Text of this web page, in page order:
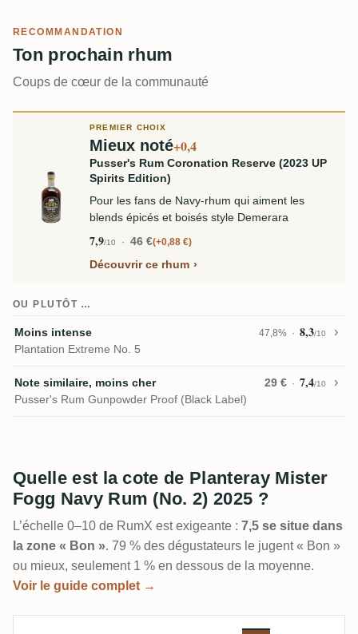
RECOMMANDATION
Ton prochain rhum
Coups de cœur de la communauté
PREMIER CHOIX
Mieux noté+0,4
Pusser's Rum Coronation Reserve (2023 UP
Spirits Edition)
Pour les fans de Navy-rhum qui aiment les
blends épicés et boisés style Demerara
7,9/10 46 € +0,88 €
Découvrir ce rhum
OU PLUTÔT …
Moins intense 47,8% 8,3/10
Plantation Extreme No. 5
Note similaire, moins cher 29 € 7,4/10
Pusser's Rum Gunpowder Proof (Black Label)
Quelle est la cote de Planteray Mister
Fogg Navy Rum (No. 2) 2025 ?
L’échelle 0–10 de RumX est exigeante : 7,5 se situe dans
la zone « Bon ». 79 % des dégustateurs le jugent « Bon »
ou mieux, seulement 1 % en dessous de la moyenne.
Voir le guide complet →